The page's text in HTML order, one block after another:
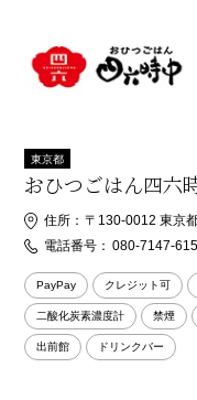
東京都
おひつごはん四六
住所： 〒130-0012 東京
電話番号： 080-7147-
PayPay クレジット可
二酸化炭素濃度計 禁煙
出前館 ドリンクバー